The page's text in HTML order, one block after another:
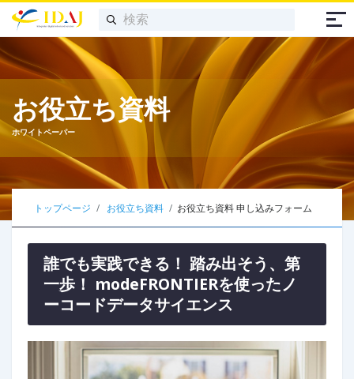
お役立ち資料
ホワイトペーパー
トップページ お役立ち資料 お役立ち資料 申し込みフォーム
誰でも実践できる！ 踏み出そう、第
一歩！ modeFRONTIERを使ったノ
ーコードデータサイエンス